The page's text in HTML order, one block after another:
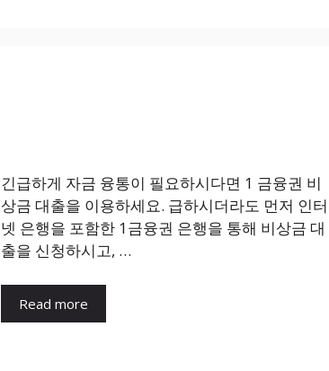
긴급하게 자금 융통이 필요하시다면 1 금융권 비
상금 대출을 이용하세요. 급하시더라도 먼저 인터
넷 은행을 포함한 1금융권 은행을 통해 비상금 대
출을 신청하시고, …
Read more